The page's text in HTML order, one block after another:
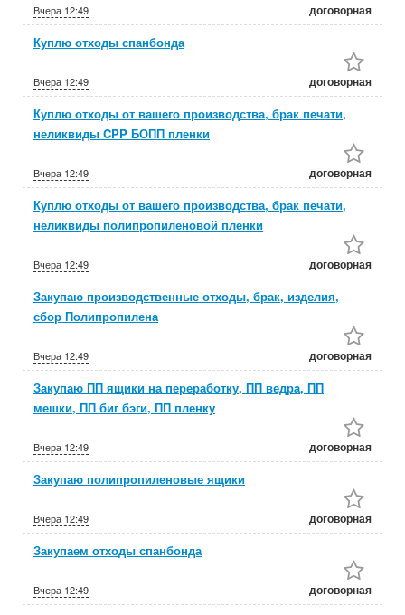
Вчера 12:49 договорная
Куплю отходы спанбонда
Вчера 12:49 договорная
Куплю отходы от вашего производства, брак печати,
неликвиды CPP БОПП пленки
Вчера 12:49 договорная
Куплю отходы от вашего производства, брак печати,
неликвиды полипропиленовой пленки
Вчера 12:49 договорная
Закупаю производственные отходы, брак, изделия,
сбор Полипропилена
Вчера 12:49 договорная
Закупаю ПП ящики на переработку, ПП ведра, ПП
мешки, ПП биг бэги, ПП пленку
Вчера 12:49 договорная
Закупаю полипропиленовые ящики
Вчера 12:49 договорная
Закупаем отходы спанбонда
Вчера 12:49 договорная